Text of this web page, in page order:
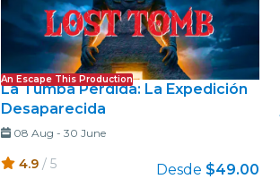
An Escape This Production
La Tumba Perdida: La Expedición
Desaparecida
08 Aug - 30 June
4.9 / 5 Desde $49.00